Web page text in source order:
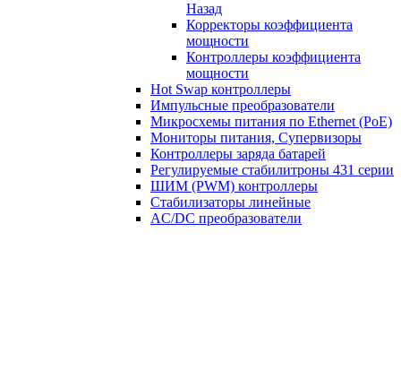
Назад
Корректоры коэффициента
мощности
Контроллеры коэффициента
мощности
Hot Swap контроллеры
Импульсные преобразователи
Микросхемы питания по Ethernet (PoE)
Мониторы питания, Супервизоры
Контроллеры заряда батарей
Регулируемые стабилитроны 431 серии
ШИМ (PWM) контроллеры
Стабилизаторы линейные
AC/DC преобразователи